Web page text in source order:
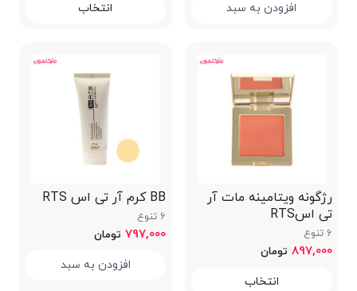
افزودن به سبد انتخاب
رژگونه ویتامینه مات آر
تی اسRTS
6 تنوع
897,000 تومان
انتخاب
BB کرم آر تی اس RTS
6 تنوع
797,000 تومان
افزودن به سبد